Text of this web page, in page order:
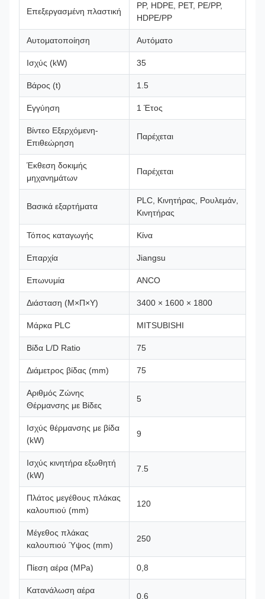
Επεξεργασμένη πλαστική
PP, HDPE, PET, PE/PP,
HDPE/PP
Αυτοματοποίηση Αυτόματο
Ισχύς (kW) 35
Βάρος (t) 1.5
Εγγύηση 1 Έτος
Βίντεο Εξερχόμενη-
Επιθεώρηση
Παρέχεται
Έκθεση δοκιμής
μηχανημάτων
Παρέχεται
Βασικά εξαρτήματα
PLC, Κινητήρας, Ρουλεμάν,
Κινητήρας
Τόπος καταγωγής Κίνα
Επαρχία Jiangsu
Επωνυμία ANCO
Διάσταση (Μ×Π×Υ) 3400 × 1600 × 1800
Μάρκα PLC MITSUBISHI
Βίδα L/D Ratio 75
Διάμετρος βίδας (mm) 75
Αριθμός Ζώνης
Θέρμανσης με Βίδες
5
Ισχύς θέρμανσης με βίδα
(kW)
9
Ισχύς κινητήρα εξωθητή
(kW)
7.5
Πλάτος μεγέθους πλάκας
καλουπιού (mm)
120
Μέγεθος πλάκας
καλουπιού Ύψος (mm)
250
Πίεση αέρα (MPa) 0,8
Κατανάλωση αέρα
0,6